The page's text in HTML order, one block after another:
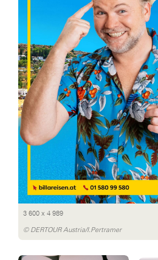
3 600 x 4 989
© DERTOUR Austria/I.Pertramer